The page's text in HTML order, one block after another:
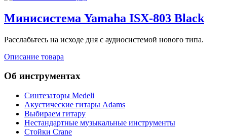
Минисистема Yamaha ISX-803 Black
Расслабьтесь на исходе дня с аудиосистемой нового типа.
Описание товара
Об инструментах
Синтезаторы Мedeli
Акустические гитары Adams
Выбираем гитару
Нестандартные музыкальные инструменты
Стойки Crane